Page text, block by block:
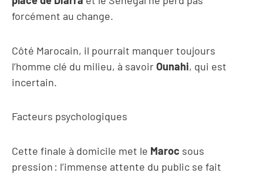
forcément au change.
Côté Marocain, il pourrait manquer toujours
l’homme clé du milieu, à savoirOunahi, qui est
incertain.
Facteurs psychologiques
Cette finale à domicile met le Maroc sous
pression : l’immense attente du public se fait